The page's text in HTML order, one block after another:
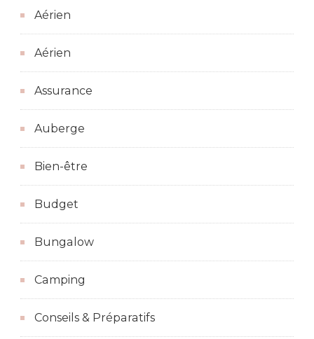
Aérien
Aérien
Assurance
Auberge
Bien-être
Budget
Bungalow
Camping
Conseils & Préparatifs